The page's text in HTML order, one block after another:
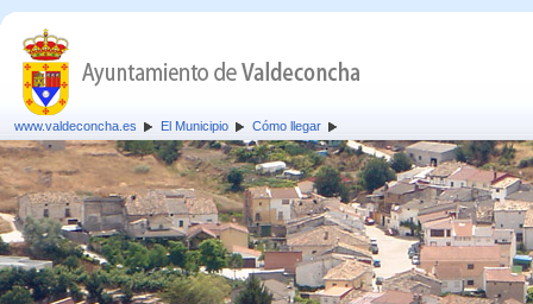
www.valdeconcha.es El Municipio Cómo llegar